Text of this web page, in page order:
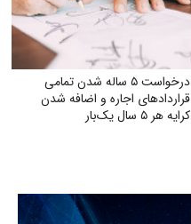
درخواست ۵ ساله شدن تمامی
قراردادهای اجاره و اضافه شدن
کرایه هر ۵ سال یک‌بار